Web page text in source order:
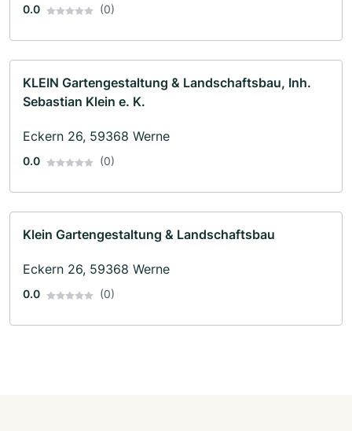
0.0 (0)
KLEIN Gartengestaltung & Landschaftsbau, Inh.
Sebastian Klein e. K.
Eckern 26, 59368 Werne
0.0 (0)
Klein Gartengestaltung & Landschaftsbau
Eckern 26, 59368 Werne
0.0 (0)